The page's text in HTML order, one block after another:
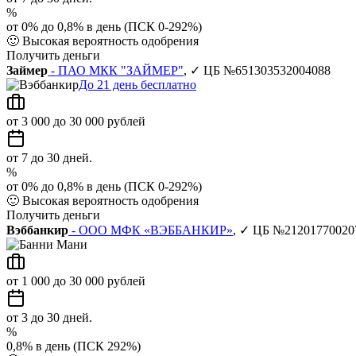
%
от 0% до 0,8% в день (ПСК 0-292%)
🙂 Высокая вероятность одобрения
Получить деньги
Займер - ПАО МКК "ЗАЙМЕР", ✓ ЦБ №651303532004088
До 21 день бесплатно
от 3 000 до 30 000 рублей
от 7 до 30 дней.
%
от 0% до 0,8% в день (ПСК 0-292%)
🙂 Высокая вероятность одобрения
Получить деньги
Вэббанкир - ООО МФК «ВЭББАНКИР», ✓ ЦБ
от 1 000 до 30 000 рублей
от 3 до 30 дней.
%
0,8% в день (ПСК 292%)